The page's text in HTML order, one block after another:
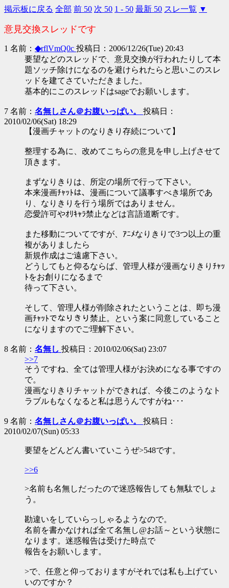
掲示板に戻る 全部 前 50 次 50 1 - 50 最新 50 スレ一覧 ▼
意見交換スレッドです
1 名前： ◆rflVmQ0c 投稿日：2006/12/26(Tue) 20:43
要望などのスレッドで、意見交換が行われたりして本
題ソッチ除けになるのを避けられたらと思いこのスレ
ッドを建てさていただきました。
基本的にこのスレッドはsageでお願いします。
7 名前： 名無しさん＠お腹いっぱい。 投稿日：
2010/02/06(Sat) 18:29
【漫画チャットのなりきり存続について】
整理する為に、改めてこちらの意見を申し上げさせて
頂きます。
まずなりきりは、所定の場所で行って下さい。
本来漫画ﾁｬｯﾄは、漫画について議事すべき場所であ
り、なりきりを行う場所ではありません。
恋愛許可やｵﾘｷｬﾗ禁止などは言語道断です。
また移動についてですが、ｱﾆﾒなりきりで3つ以上の重
複がありましたら
新規作成はご遠慮下さい。
どうしてもと仰るならば、管理人様が漫画なりきりﾁｬｯ
ﾄをお創りになるまで
待って下さい。
そして、管理人様が削除されたということは、即ち漫
画ﾁｬｯﾄでなりきり禁止。という案に同意していること
になりますのでご理解下さい。
8 名前： 名無し 投稿日：2010/02/06(Sat) 23:07
>>7
そうですね、全ては管理人様がお決めになる事ですの
で。
漫画なりきりチャットができれば、今後このようなト
ラブルもなくなると私は思うんですがね･･･
9 名前： 名無しさん＠お腹いっぱい。 投稿日：
2010/02/07(Sun) 05:33
要望をどんどん書いていこうぜ>548です。
>>6
>名前も名無しだったので迷惑報告しても無駄でしょ
う。
勘違いをしていらっしゃるようなので。
名前を書かなければ全て名無し@お話～という状態に
なります。迷惑報告は受けた時点で
報告をお願いします。
>で、任意と仰っておりますがそれでは私も上げてい
いのですか？